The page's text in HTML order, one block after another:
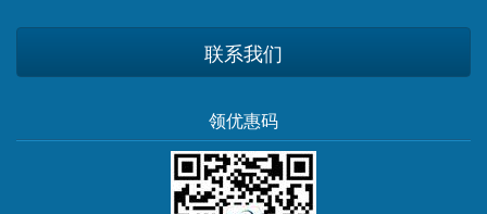
联系我们
领优惠码